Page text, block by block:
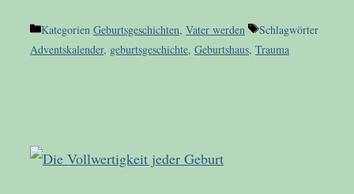
Kategorien Geburtsgeschichten, Vater werden
Schlagwörter
Adventskalender, geburtsgeschichte, Geburtshaus, Trauma